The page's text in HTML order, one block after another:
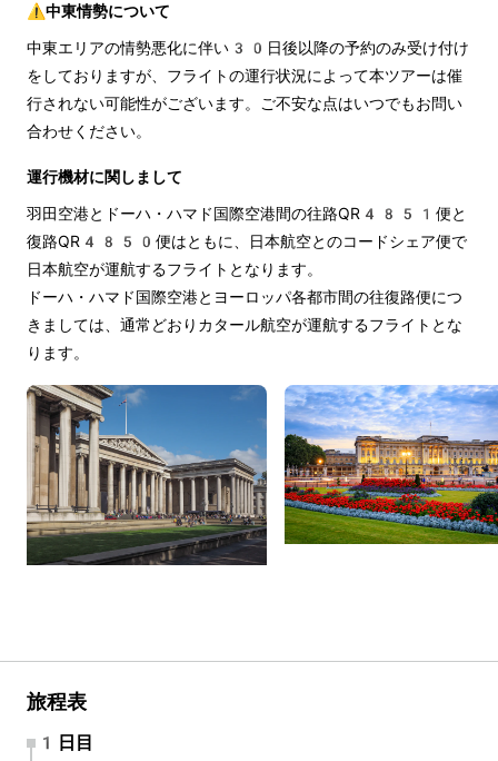
⚠️中東情勢について
中東エリアの情勢悪化に伴い30日後以降の予約のみ受け付け
をしておりますが、フライトの運行状況によって本ツアーは催
行されない可能性がございます。ご不安な点はいつでもお問い
合わせください。
運行機材に関しまして
羽田空港とドーハ・ハマド国際空港間の往路QR4851便と
復路QR4850便はともに、日本航空とのコードシェア便で
日本航空が運航するフライトとなります。
ドーハ・ハマド国際空港とヨーロッパ各都市間の往復路便につ
きましては、通常どおりカタール航空が運航するフライトとな
ります。
旅程表
1日目